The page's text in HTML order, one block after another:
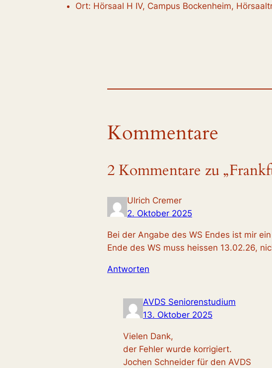
Ort: Hörsaal H IV, Campus Bockenheim,
Kommentare
2 Kommentare zu
Ulrich Cremer
2. Oktober 2025
Bei der Angabe des WS Endes ist mir
Ende des WS muss heissen 13.02.26,
Antworten
AVDS Seniorenstudium
13. Oktober 2025
Vielen Dank,
der Fehler wurde korrigiert.
Jochen Schneider für den AVDS